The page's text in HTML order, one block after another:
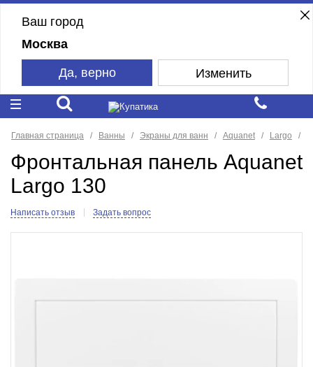
Ваш город
Москва
Да, верно Изменить
Главная страница Ванны Экраны для ванн Aquanet Largo
Фронтальная панель Aquanet
Largo 130
Написать отзыв Задать вопрос